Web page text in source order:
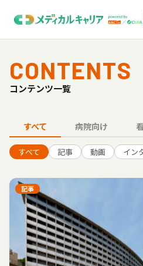
CONTENTS
コンテンツ一覧
すべて 病院向け
すべて 記事 動画 イン
記事